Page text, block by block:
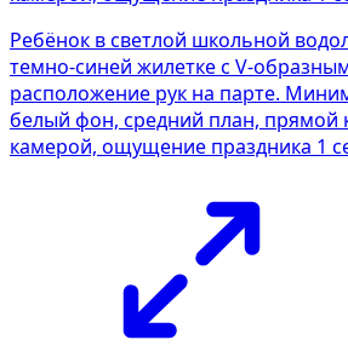
Ребёнок в светлой школьной
темно-синей жилетке с V-
расположение рук на парте.
белый фон, средний план, прямой
камерой, ощущение праздника 1